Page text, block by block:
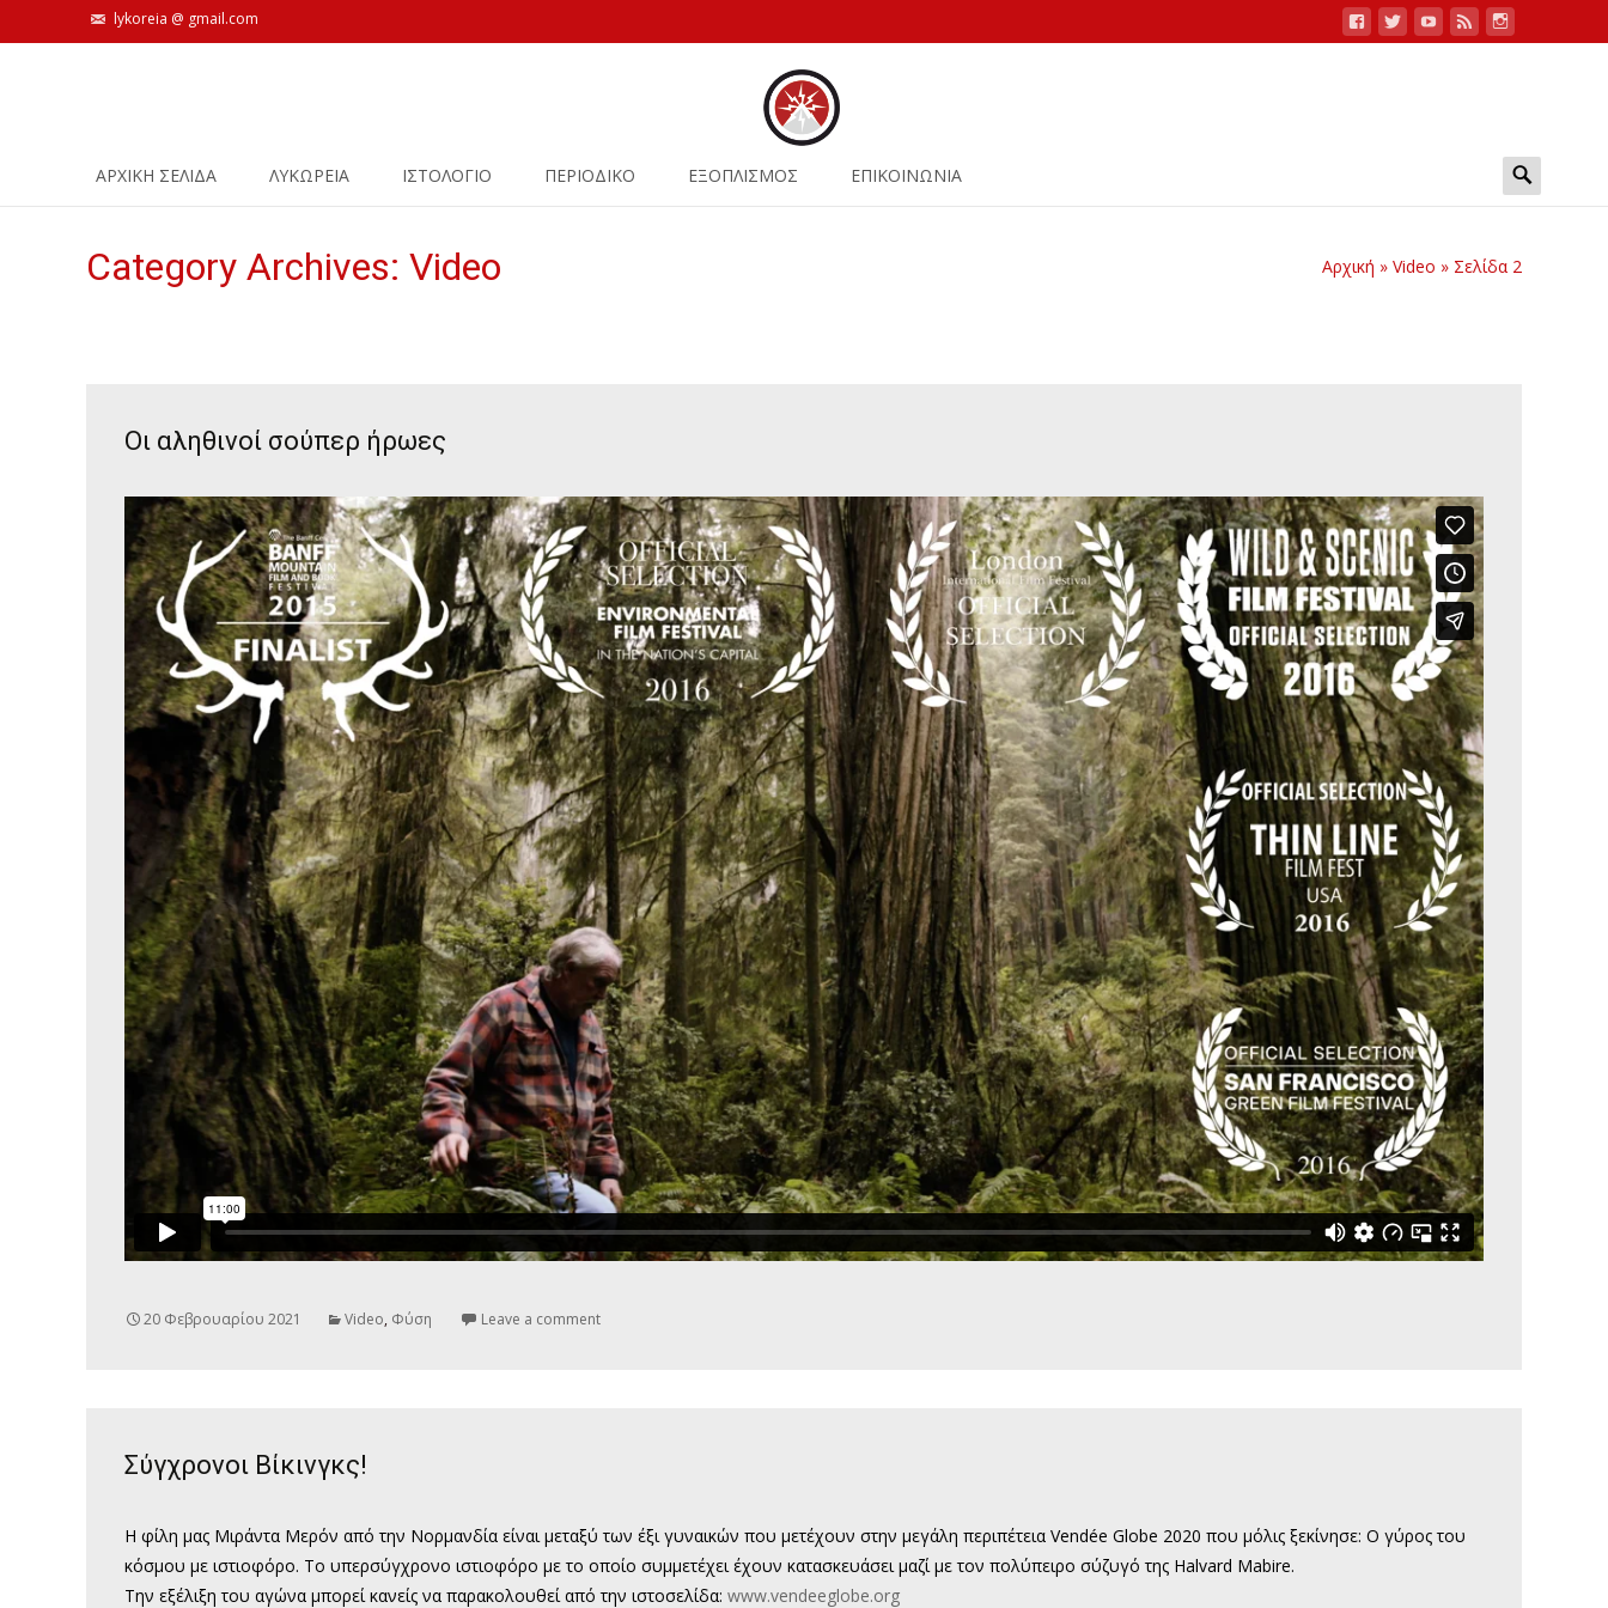
lykoreia @ gmail.com
ΑΡΧΙΚΗ ΣΕΛΙΔΑ ΛΥΚΩΡΕΙΑ ΙΣΤΟΛΌΓΙΟ ΠΕΡΙΟΔΙΚΟ ΕΞΟΠΛΙΣΜΟΣ ΕΠΙΚΟΙΝΩΝΙΑ
Search
for:
Category Archives: Video Αρχική » Video » Σελίδα 2
Οι αληθινοί σούπερ ήρωες
20 Φεβρουαρίου 2021 Video, Φύση Leave a comment
Σύγχρονοι Βίκινγκς!
Η φίλη μας Μιράντα Μερόν από την Νορμανδία είναι μεταξύ των έξι γυναικών που μετέχουν στην μεγάλη περιπέτεια Vendée Globe 2020 που μόλις ξεκίνησε: Ο γύρος του
κόσμου με ιστιοφόρο. Το υπερσύγχρονο ιστιοφόρο με το οποίο συμμετέχει έχουν κατασκευάσει μαζί με τον πολύπειρο σύζυγό της Halvard Mabire.
Την εξέλιξη του αγώνα μπορεί κανείς να παρακολουθεί από την ιστοσελίδα: www.vendeeglobe.org